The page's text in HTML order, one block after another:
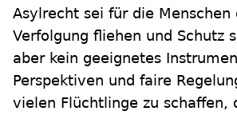
Asylrecht sei für die Menschen
Verfolgung fliehen und Schutz
aber kein geeignetes
Perspektiven und faire
vielen Flüchtlinge zu schaffen,